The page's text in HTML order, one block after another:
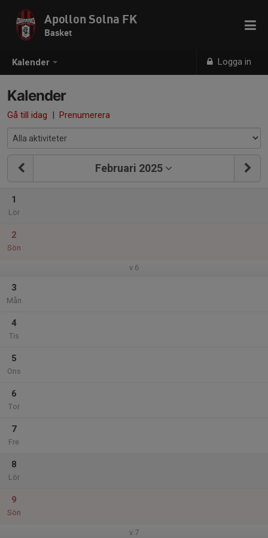
Kalender Logga in
Apollon Solna FK
Basket
Kalender
Gå till idag | Prenumerera
Februari 2025
1
Lör
2
Sön
v.6
3
Mån
4
Tis
5
Ons
6
Tor
7
Fre
8
Lör
9
Sön
v.7